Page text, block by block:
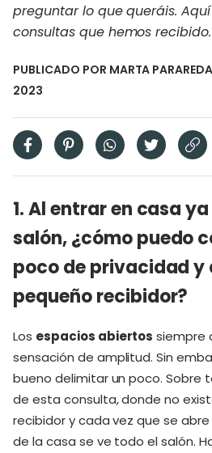
preguntar lo que queráis.
consultas que hemos recibido.
PUBLICADO POR MARTA PARAREDA
2023
1. Al entrar en casa
salón, ¿cómo puedo
poco de privacidad y
pequeño recibidor?
Los espacios abiertos siempre
sensación de amplitud. Sin
bueno delimitar un poco. Sobre
de esta consulta, donde no
recibidor y cada vez que se
de la casa se ve todo el salón.